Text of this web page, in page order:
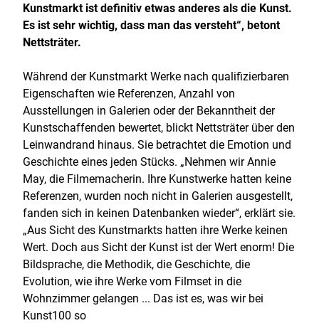
Kunstmarkt ist definitiv etwas anderes als die Kunst.
Es ist sehr wichtig, dass man das versteht“, betont
Nettsträter.
Während der Kunstmarkt Werke nach qualifizierbaren
Eigenschaften wie Referenzen, Anzahl von
Ausstellungen in Galerien oder der Bekanntheit der
Kunstschaffenden bewertet, blickt Nettsträter über den
Leinwandrand hinaus. Sie betrachtet die Emotion und
Geschichte eines jeden Stücks. „Nehmen wir Annie
May, die Filmemacherin. Ihre Kunstwerke hatten keine
Referenzen, wurden noch nicht in Galerien ausgestellt,
fanden sich in keinen Datenbanken wieder“, erklärt sie.
„Aus Sicht des Kunstmarkts hatten ihre Werke keinen
Wert. Doch aus Sicht der Kunst ist der Wert enorm! Die
Bildsprache, die Methodik, die Geschichte, die
Evolution, wie ihre Werke vom Filmset in die
Wohnzimmer gelangen ... Das ist es, was wir bei
Kunst100 so